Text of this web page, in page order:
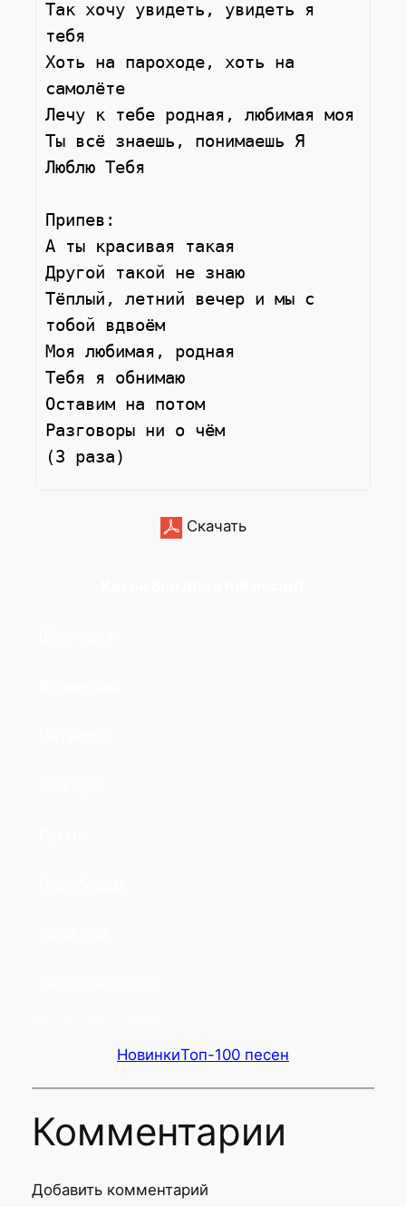
Так хочу увидеть, увидеть я
тебя
Хоть на пароходе, хоть на
самолёте
Лечу к тебе родная, любимая моя
Ты всё знаешь, понимаешь Я
Люблю Тебя
Припев:
А ты красивая такая
Другой такой не знаю
Тёплый, летний вечер и мы с
тобой вдвоём
Моя любимая, родная
Тебя я обнимаю
Оставим на потом
Разговоры ни о чём
Скачать
НовинкиТоп-100 песен
Комментарии
Добавить комментарий